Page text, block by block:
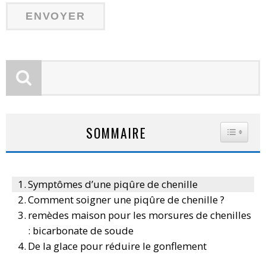
SOMMAIRE
Symptômes d’une piqûre de chenille
Comment soigner une piqûre de chenille ?
remèdes maison pour les morsures de chenilles
: bicarbonate de soude
De la glace pour réduire le gonflement